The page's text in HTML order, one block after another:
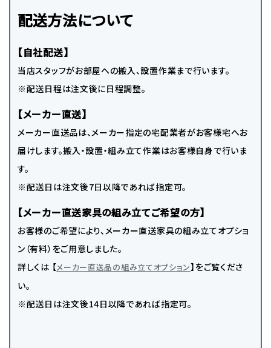
配送方法について
【自社配送】
当店スタッフがお部屋への搬入、設置作業まで行います。
※配送日程は注文後に日程調整。
【メーカー直送】
メーカー直送品は、メーカー指定の宅配業者がお客様宅へお
届けします。搬入・設置・組み立て作業はお客様自身で行いま
す。
※配送日は注文後7日以降であれば指定可。
【メーカー直送家具の組み立てご希望の方】
お客様のご希望により、メーカー直送家具の組み立てオプショ
ン（有料）をご用意しました。
詳しくは 【メーカー直送品の組み立てオプション】をご覧くださ
い。
※配送日は注文後14日以降であれば指定可。